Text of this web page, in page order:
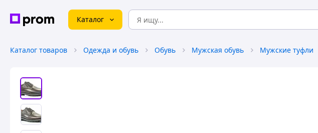
Каталог
Каталог товаров Одежда и обувь Обувь Мужская обувь Мужские туфли